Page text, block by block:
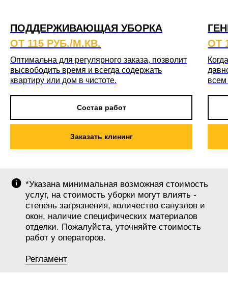
ПОДДЕРЖИВАЮЩАЯ УБОРКА
ОТ 115 РУБ./М.КВ.
Оптимальна для регулярного заказа, позволит
высвободить время и всегда содержать
квартиру или дом в чистоте.
Состав работ
Заказать клининг
ОТ
всем
*Указана минимальная возможная стоимость
услуг, на стоимость уборки могут влиять -
степень загрязнения, количество санузлов и
окон, наличие специфических материалов
отделки. Пожалуйста, уточняйте стоимость
работ у операторов.
Регламент